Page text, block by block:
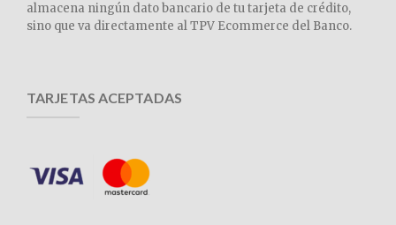
almacena ningún dato bancario de tu tarjeta de crédito,
sino que va directamente al TPV Ecommerce del Banco.
TARJETAS ACEPTADAS